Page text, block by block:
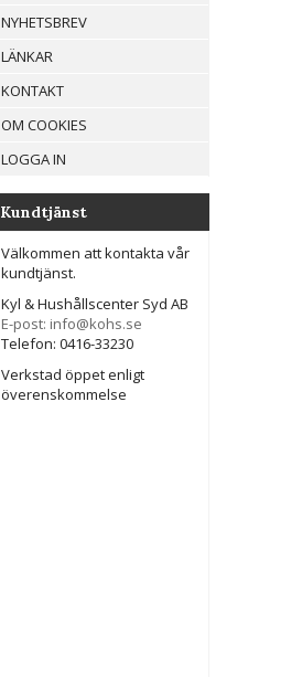
NYHETSBREV
LÄNKAR
KONTAKT
OM COOKIES
LOGGA IN
Kundtjänst
Välkommen att kontakta vår
kundtjänst.
Kyl & Hushållscenter Syd AB
E-post: info@kohs.se
Telefon: 0416-33230
Verkstad öppet enligt
överenskommelse